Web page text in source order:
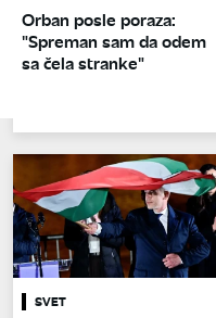
Orban posle poraza:
"Spreman sam da odem
sa čela stranke"
SVET